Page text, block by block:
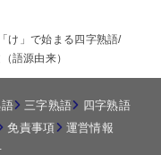
け」で始まる四字熟語
語源由来）
三字熟語
四字熟語
免責事項
運営情報